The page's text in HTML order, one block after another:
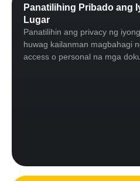
Panatilihing Pribado ang
Lugar
Panatilihin ang privacy ng
huwag kailanman magbahagi
access o personal na mga